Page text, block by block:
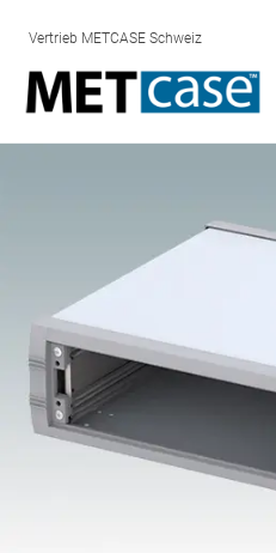
Vertrieb METCASE Schweiz